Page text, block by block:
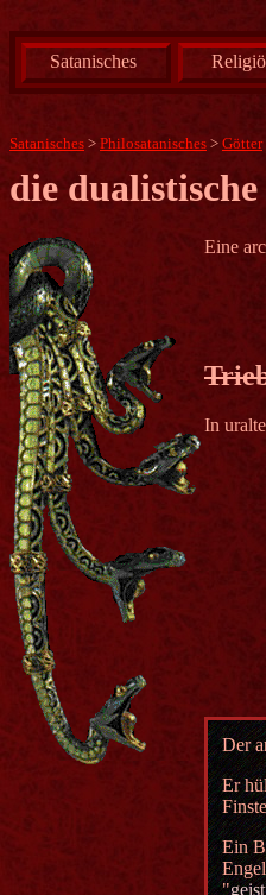
Satanisches
Satanisches > Philosatanisches > Götter
die
Eine
In
Der
Er
Ein
"